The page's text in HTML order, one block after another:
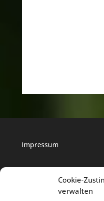
Cookie-
verwalten
Impressum
Datenschutz